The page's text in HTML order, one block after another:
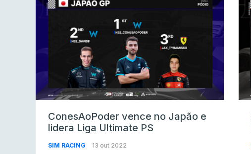
ConesAoPoder vence no Japão e
lidera Liga Ultimate PS
SIM RACING 13 out 2022